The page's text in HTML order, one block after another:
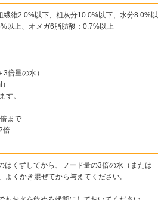
維2.0%以下、粗灰分10.0%以下、水分8.0%以
以上、オメガ6脂肪酸：0.7%以上
倍量の水）
す。
まで
倍
くずしてから、フード量の3倍の水（または
くかき混ぜてから与えてください。